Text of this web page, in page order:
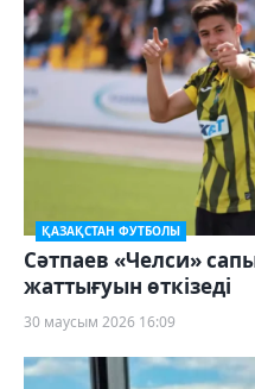
ҚАЗАҚСТАН ФУТБОЛЫ
Сәтпаев «Челси»
жаттығуын өткізеді
30 маусым 2026 16:09